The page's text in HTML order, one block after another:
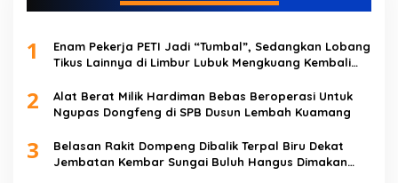
1
Enam Pekerja PETI Jadi “Tumbal”, Sedangkan Lobang
Tikus Lainnya di Limbur Lubuk Mengkuang Kembali
2
Alat Berat Milik Hardiman Bebas Beroperasi Untuk
Ngupas Dongfeng di SPB Dusun Lembah Kuamang
3
Belasan Rakit Dompeng Dibalik Terpal Biru Dekat
Jembatan Kembar Sungai Buluh Hangus Dimakan